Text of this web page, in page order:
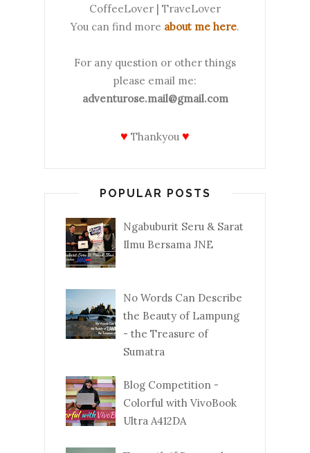
CoffeeLover | TraveLover
You can find more about me here.
For any question or other things
please email me:
adventurose.mail@gmail.com
♥ Thankyou ♥
POPULAR POSTS
Ngabuburit Seru & Sarat
Ilmu Bersama JNE
No Words Can Describe
the Beauty of Lampung
- the Treasure of
Sumatra
Blog Competition -
Colorful with VivoBook
Ultra A412DA